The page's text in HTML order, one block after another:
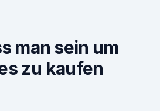
man sein um
zu kaufen